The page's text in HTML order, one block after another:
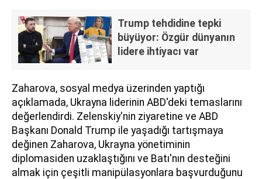
Trump tehdidine tepki
büyüyor: Özgür dünyanın
lidere ihtiyacı var
Zaharova, sosyal medya üzerinden yaptığı
açıklamada, Ukrayna liderinin ABD'deki temaslarını
değerlendirdi. Zelenskiy'nin ziyaretine ve ABD
Başkanı Donald Trump ile yaşadığı tartışmaya
değinen Zaharova, Ukrayna yönetiminin
diplomasiden uzaklaştığını ve Batı'nın desteğini
almak için çeşitli manipülasyonlara başvurduğunu